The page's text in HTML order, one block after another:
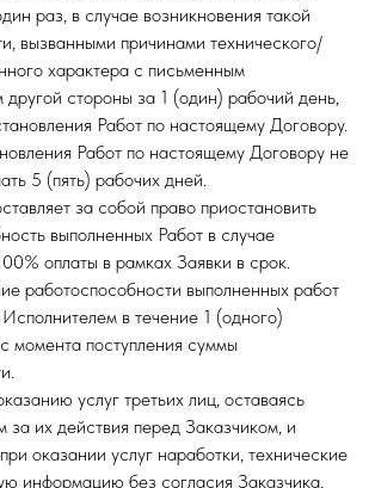
раз, в случае возникновения такой
вызванными причинами технического/
характера с письменным
другой стороны за 1 (один) рабочий день,
Работ по настоящему Договору.
Работ по настоящему Договору не
5 (пять) рабочих дней.
за собой право приостановить
выполненных Работ в случае
оплаты в рамках Заявки в срок.
работоспособности выполненных работ
в течение 1 (одного)
момента поступления суммы
услуг третьих лиц, оставаясь
за их действия перед Заказчиком, и
оказании услуг наработки, технические
информацию без согласия Заказчика,